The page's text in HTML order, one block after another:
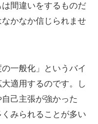
間違いをするものだ
かなか信じられませ
一般化」というバイ
適用するのです。し
己主張が強かった
みられることが多い